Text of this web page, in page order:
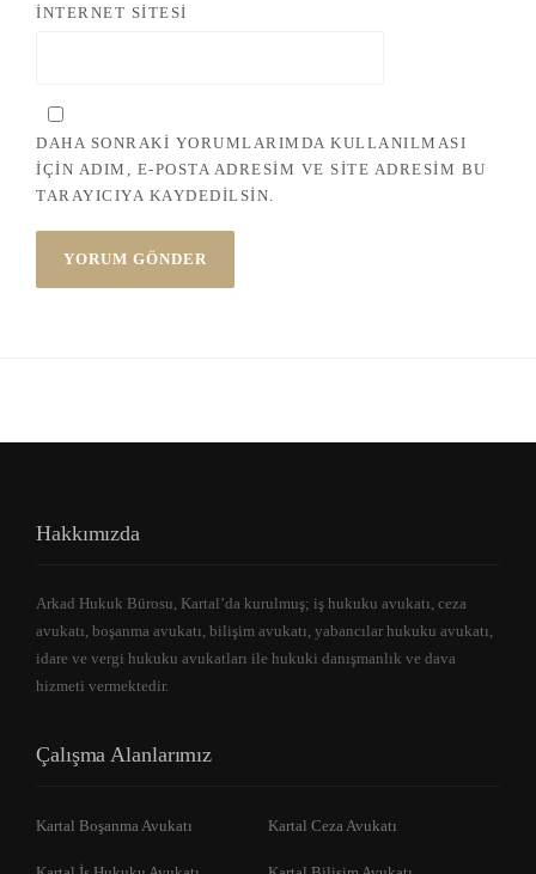
İNTERNET SITESI
DAHA SONRAKI YORUMLARIMDA KULLANILMASI
IÇIN ADIM, E-POSTA ADRESIM VE SITE ADRESIM BU
TARAYICIYA KAYDEDILSIN.
Hakkımızda
Arkad Hukuk Bürosu, Kartal’da kurulmuş; iş hukuku avukatı, ceza
avukatı, boşanma avukatı, bilişim avukatı, yabancılar hukuku avukatı,
idare ve vergi hukuku avukatları ile hukuki danışmanlık ve dava
hizmeti vermektedir.
Çalışma Alanlarımız
Kartal Boşanma Avukatı Kartal Ceza Avukatı